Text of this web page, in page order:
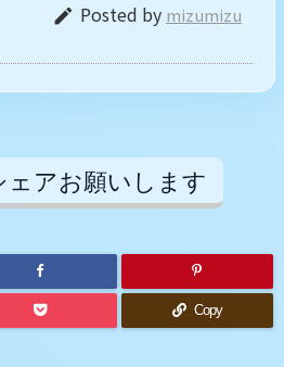
 Posted by mizumizu
アお願いします
Copy